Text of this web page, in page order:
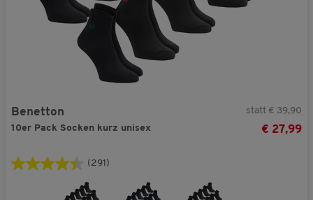
Benetton
10er Pack Socken kurz unisex
statt € 39,90
€ 27,99
(291)